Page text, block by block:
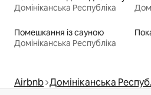
Домініканська Республіка
Помешкання із сауною
Домініканська Республіка
Airbnb Домініканська